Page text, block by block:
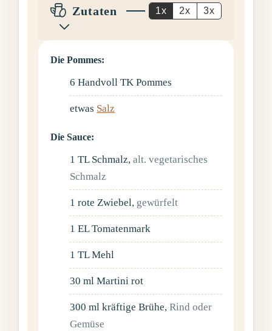
Zutaten 1x 2x 3x
Die Pommes:
6 HandvollTK Pommes
etwas Salz
Die Sauce:
1 TL Schmalz,alt. vegetarisches
Schmalz
1 rote Zwiebel, gewürfelt
1 ELTomatenmark
1 TLMehl
30 ml Martini rot
300 ml kräftige Brühe,Rind oder
Gemüse